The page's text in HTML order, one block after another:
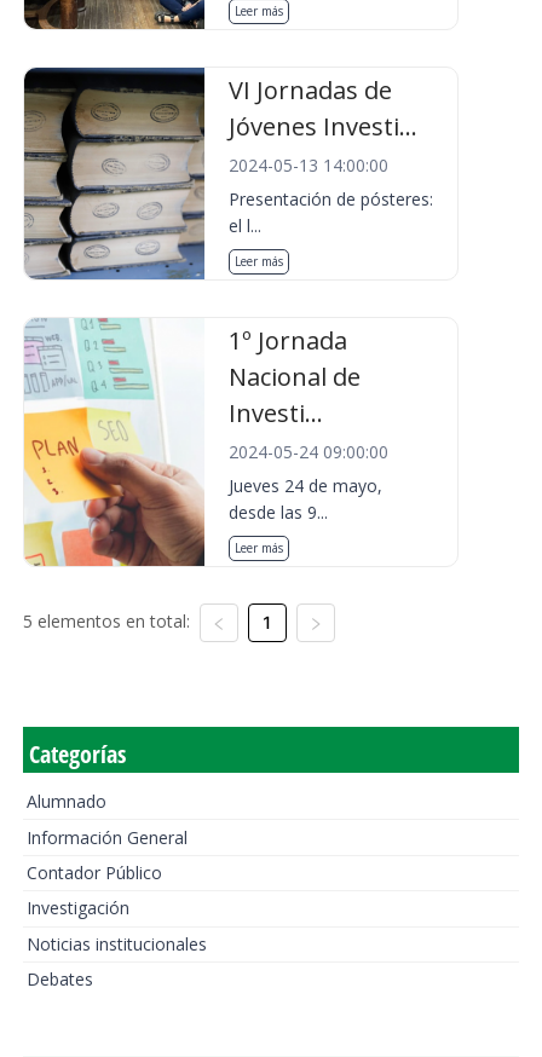
Leer más
VI Jornadas de
Jóvenes Investi...
2024-05-13 14:00:00
Presentación de pósteres:
el l...
Leer más
1º Jornada
Nacional de
Investi...
2024-05-24 09:00:00
Jueves 24 de mayo,
desde las 9...
Leer más
5 elementos en total: 1
Categorías
Alumnado
Información General
Contador Público
Investigación
Noticias institucionales
Debates